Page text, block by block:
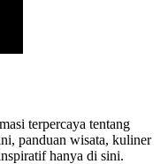
terpercaya tentang
panduan wisata, kuliner
hanya di sini.